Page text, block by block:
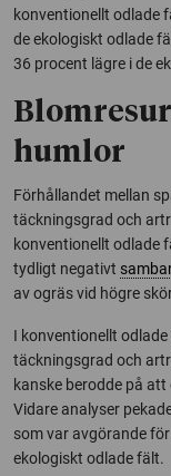
konventionellt odlade
de ekologiskt odlade
36 procent lägre i de
humlor
Förhållandet mellan
täckningsgrad och
konventionellt odlade
tydligt negativt
av ogräs vid högre
I konventionellt
täckningsgrad och
kanske berodde på
Vidare analyser
som var avgörande
ekologiskt odlade fält.